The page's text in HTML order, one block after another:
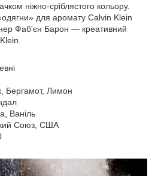
ніжно-сріблястого кольору.
для аромату Calvin Klein
Фаб'єн Барон — креативний
Бергамот, Лимон
Ваніль
Союз, США